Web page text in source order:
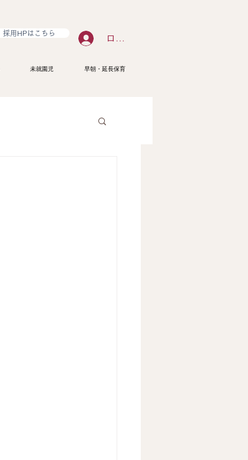
採用HPはこちら ログイン
未就園児 早朝・延長保育